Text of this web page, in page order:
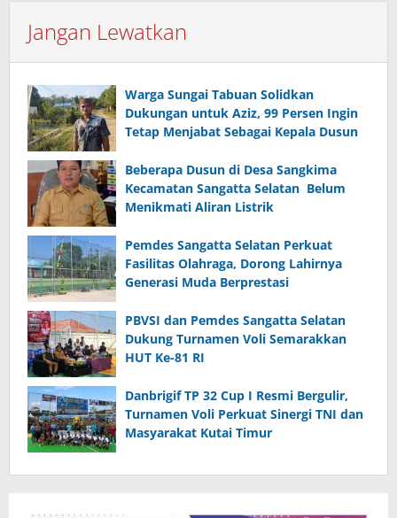
Jangan Lewatkan
Warga Sungai Tabuan Solidkan
Dukungan untuk Aziz, 99 Persen Ingin
Tetap Menjabat Sebagai Kepala Dusun
Beberapa Dusun di Desa Sangkima
Kecamatan Sangatta Selatan Belum
Menikmati Aliran Listrik
Pemdes Sangatta Selatan Perkuat
Fasilitas Olahraga, Dorong Lahirnya
Generasi Muda Berprestasi
PBVSI dan Pemdes Sangatta Selatan
Dukung Turnamen Voli Semarakkan
HUT Ke-81 RI
Danbrigif TP 32 Cup I Resmi Bergulir,
Turnamen Voli Perkuat Sinergi TNI dan
Masyarakat Kutai Timur